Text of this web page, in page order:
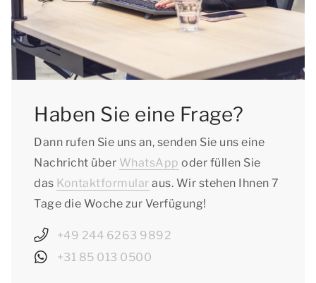
- Sachsen: vom 04.07.2026 bis zum 14.08.2026
- Sachsen-Anhalt: vom 04.07.2026 bis zum
14.08.2026
- Schleswig-Holstein: vom 04.07.2026 bis zum
- Thüringen: vom 04.07.2026 bis zum
14.08.2026
Haben Sie eine Frage?
Dann rufen Sie uns an, senden Sie uns eine
Nachricht über WhatsApp oder füllen Sie
das Kontaktformular aus. Wir stehen Ihnen 7
Tage die Woche zur Verfügung!
+49 244 6263 9892
+31 85 013 0500